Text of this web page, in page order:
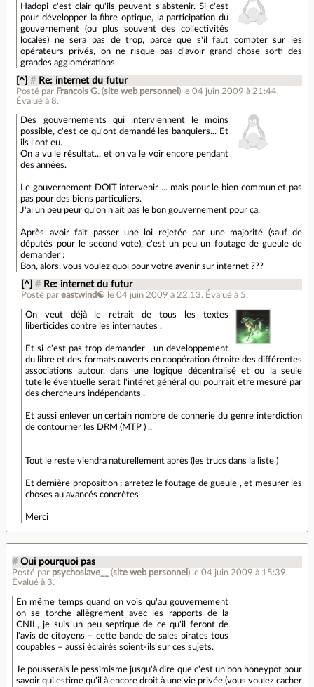
Hadopi c'est clair qu'ils peuvent s'abstenir. Si c'est
pour développer la fibre optique, la participation du
gouvernement (ou plus souvent des collectivités
locales) ne sera pas de trop, parce que s'il faut compter sur les
opérateurs privés, on ne risque pas d'avoir grand chose sorti des
grandes agglomérations.
[^] # Re: internet du futur
Posté par Francois G. (site web personnel ) le 04 juin 2009 à 21:44.
Évalué à8.
Des gouvernements qui interviennent le moins
possible, c'est ce qu'ont demandé les banquiers... Et
ils l'ont eu.
On a vu le résultat... et on va le voir encore pendant
des années.
Le gouvernement DOIT intervenir ... mais pour le bien commun et pas
pas pour des biens particuliers.
J'ai un peu peur qu'on n'ait pas le bon gouvernement pour ça.
Après avoir fait passer une loi rejetée par une majorité (sauf de
députés pour le second vote), c'est un peu un foutage de gueule de
demander :
Bon, alors, vous voulez quoi pour votre avenir sur internet ???
[^] # Re: internet du futur
Posté par eastwind☯ le 04 juin 2009 à 22:13.Évalué à 5.
On veut déjà le retrait de tous les textes
liberticides contre les internautes .
Et si c'est pas trop demander , un developpement
du libre et des formats ouverts en coopération étroite des différentes
associations autour, dans une logique décentralisé et ou la seule
tutelle éventuelle serait l'intéret général qui pourrait etre mesuré par
des chercheurs indépendants .
Et aussi enlever un certain nombre de connerie du genre interdiction
de contourner les DRM (MTP ) ..
Tout le reste viendra naturellement après (les trucs dans la liste )
Et dernière proposition : arretez le foutage de gueule , et mesurer les
choses au avancés concrètes .
Merci
# Oui pourquoi pas
Posté par psychoslave__ (site web personnel ) le 04 juin 2009 à 15:39.
Évalué à 3.
En même temps quand on vois qu'au gouvernement
on se torche allègrement avec les rapports de la
CNIL, je suis un peu septique de ce qu'il feront de
l'avis de citoyens – cette bande de sales pirates tous
coupables – aussi éclairés soient-ils sur ces sujets.
Je pousserais le pessimisme jusqu'à dire que c'est un bon honeypot pour
savoir qui estime qu'il à encore droit à une vie privée (vous voulez cacher